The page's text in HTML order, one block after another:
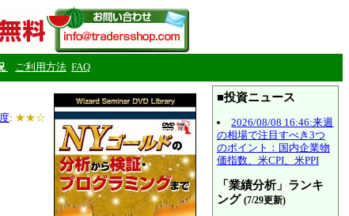
ご利用方法 FAQ
: ★★☆
■投資ニュース
2026/08/08 16:46:来週
の相場で注目すべき3つ
のポイント：国内企業物
価指数、米CPI、米PPI
「業績分析」ランキ
ング (7/29更新)